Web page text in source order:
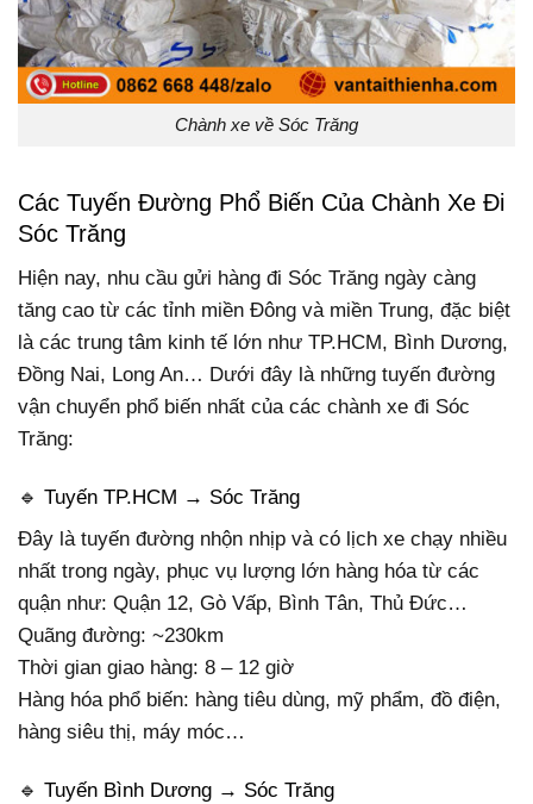
Chành xe về Sóc Trăng
Các Tuyến Đường Phổ Biến Của Chành Xe Đi
Sóc Trăng
Hiện nay, nhu cầu gửi hàng đi Sóc Trăng ngày càng
tăng cao từ các tỉnh miền Đông và miền Trung, đặc biệt
là các trung tâm kinh tế lớn như TP.HCM, Bình Dương,
Đồng Nai, Long An… Dưới đây là những tuyến đường
vận chuyển phổ biến nhất của các chành xe đi Sóc
Trăng:
🔹 Tuyến TP.HCM → Sóc Trăng
Đây là tuyến đường nhộn nhịp và có lịch xe chạy nhiều
nhất trong ngày, phục vụ lượng lớn hàng hóa từ các
quận như: Quận 12, Gò Vấp, Bình Tân, Thủ Đức…
Quãng đường: ~230km
Thời gian giao hàng: 8 – 12 giờ
Hàng hóa phổ biến: hàng tiêu dùng, mỹ phẩm, đồ điện,
hàng siêu thị, máy móc…
🔹 Tuyến Bình Dương → Sóc Trăng